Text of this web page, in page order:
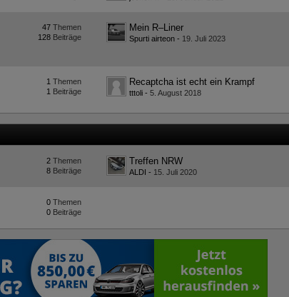
Themen
47
Beiträge
128
Mein R–Liner
Spurti airteon - 19. Juli 2023
Themen
1
Beiträge
1
Recaptcha ist echt ein Krampf
tttoli -5. August 2018
Themen
2
Beiträge
8
Treffen NRW
ALDI - 15. Juli 2020
Themen
0
Beiträge
0